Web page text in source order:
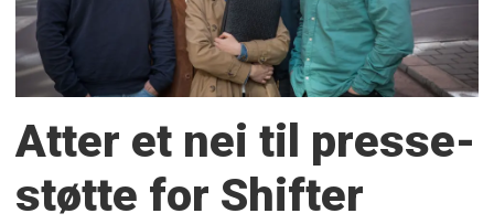
Atter et nei til presse­
støtte for Shifter